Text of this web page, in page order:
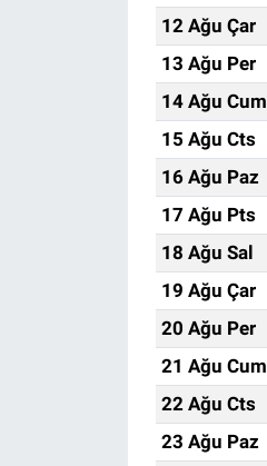
12 Ağu Çar
13 Ağu Per
14 Ağu Cum
15 Ağu Cts
16 Ağu Paz
17 Ağu Pts
18 Ağu Sal
19 Ağu Çar
20 Ağu Per
21 Ağu Cum
22 Ağu Cts
23 Ağu Paz